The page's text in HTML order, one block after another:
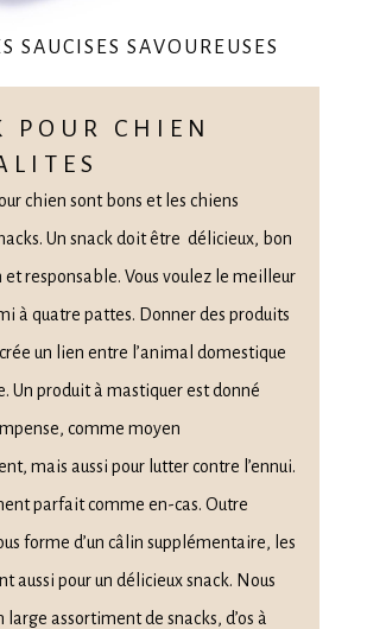
SAUCISES SAVOUREUSES
POUR CHIEN
chien sont bons et les chiens
Un snack doit être délicieux, bon
et responsable. Vous voulez le meilleur
à quatre pattes. Donner des produits
un lien entre l’animal domestique
Un produit à mastiquer est donné
comme moyen
mais aussi pour lutter contre l’ennui.
parfait comme en-cas. Outre
forme d’un câlin supplémentaire, les
aussi pour un délicieux snack. Nous
large assortiment de snacks, d’os à